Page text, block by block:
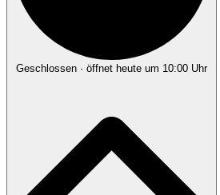
Geschlossen · öffnet heute um 10:00 Uhr